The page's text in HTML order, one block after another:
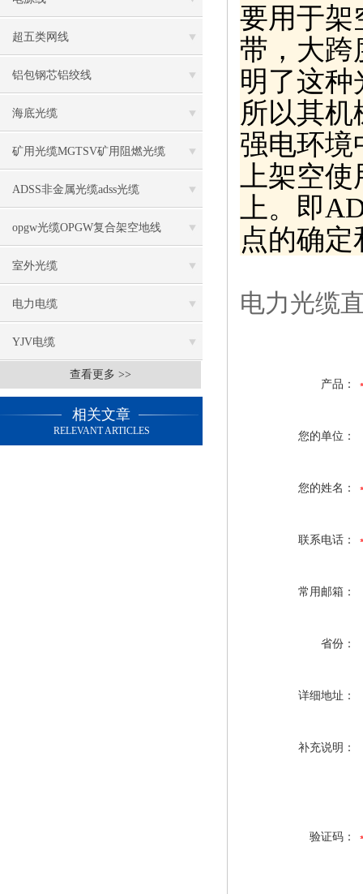
超五类网线
铝包钢芯铝绞线
海底光缆
矿用光缆MGTSV矿用阻燃光缆
ADSS非金属光缆adss光缆
opgw光缆OPGW复合架空地线
室外光缆
电力电缆
YJV电缆
查看更多 >>
相关文章
RELEVANT ARTICLES
要用于架
带，大跨
明了这
所以其
强电环境
上架空使
上。即
点的确
电力光缆
产品：
您的单位：
您的姓名：
联系电话：
常用邮箱：
省份：
详细地址：
补充说明：
验证码：